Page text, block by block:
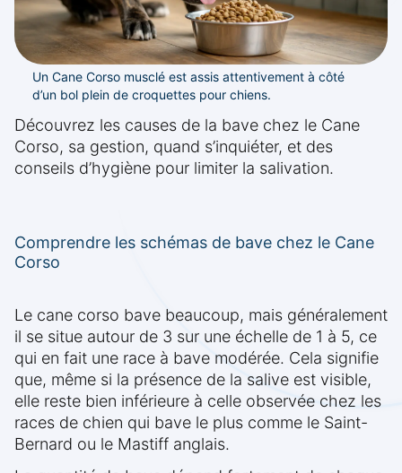
Un Cane Corso musclé est assis attentivement à côté
d’un bol plein de croquettes pour chiens.
Découvrez les causes de la bave chez le Cane
Corso, sa gestion, quand s’inquiéter, et des
conseils d’hygiène pour limiter la salivation.
Comprendre les schémas de bave chez le Cane
Corso
Le cane corso bave beaucoup, mais généralement
il se situe autour de 3 sur une échelle de 1 à 5, ce
qui en fait une race à bave modérée. Cela signifie
que, même si la présence de la salive est visible,
elle reste bien inférieure à celle observée chez les
races de chien qui bave le plus comme le Saint-
Bernard ou le Mastiff anglais.